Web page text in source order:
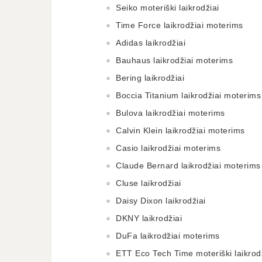
Seiko moteriški laikrodžiai
Time Force laikrodžiai moterims
Adidas laikrodžiai
Bauhaus laikrodžiai moterims
Bering laikrodžiai
Boccia Titanium laikrodžiai moterims
Bulova laikrodžiai moterims
Calvin Klein laikrodžiai moterims
Casio laikrodžiai moterims
Claude Bernard laikrodžiai moterims
Cluse laikrodžiai
Daisy Dixon laikrodžiai
DKNY laikrodžiai
DuFa laikrodžiai moterims
ETT Eco Tech Time moteriški